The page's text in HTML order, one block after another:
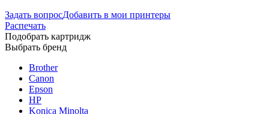
Задать вопросДобавить в мои принтеры
Распечать
Подобрать картридж
Выбрать бренд
Brother
Canon
Epson
HP
Konica Minolta